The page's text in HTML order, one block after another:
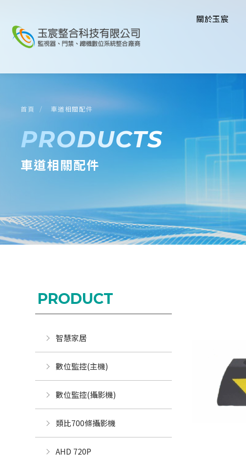
關於玉宸
首頁 車道相關配件
車道相關配件
PRODUCTS
PRODUCT
智慧家居
數位監控(主機)
數位監控(攝影機)
類比700條攝影機
AHD 720P